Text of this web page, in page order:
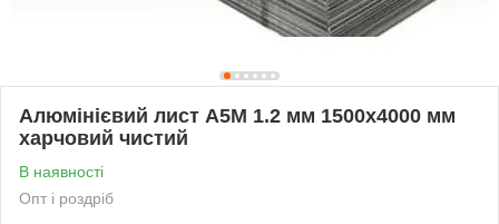
Алюмінієвий лист А5М 1.2 мм 1500х4000 мм
харчовий чистий
В наявності
Опт і роздріб